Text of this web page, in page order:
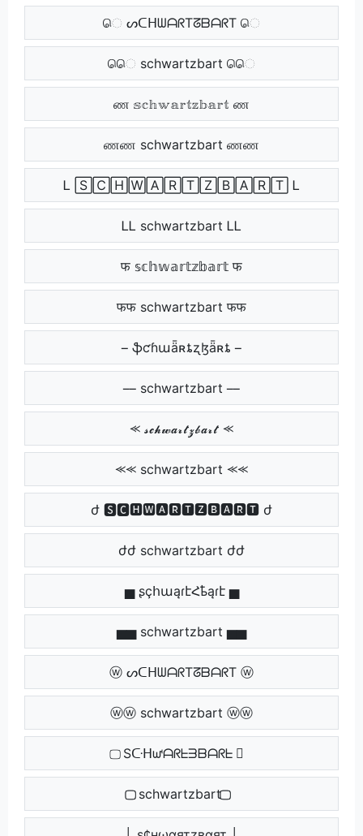
ெ ᔕᑕᕼᗯᗩᖇTᘔᗷᗩᖇT ெ
ெெ schwartzbart ெெ
ண 𝕤𝕔𝕙𝕨𝕒𝕣𝕥𝕫𝕓𝕒𝕣𝕥 ண
ணண schwartzbart ணண
Ꮮ 🅂🄲🄷🅆🄰🅁🅃🅉🄱🄰🅁🅃 Ꮮ
ᏞᏞ schwartzbart ᏞᏞ
फ 𝕤𝕔𝕙𝕨𝕒𝕣𝕥𝕫𝕓𝕒𝕣𝕥 फ
फफ schwartzbart फफ
ֆƈɦաǟʀȶʐɮǟʀȶ
schwartzbart
⪻ 𝓼𝓬𝓱𝔀𝓪𝓻𝓽𝔃𝓫𝓪𝓻𝓽 ⪻
⪻⪻ schwartzbart ⪻⪻
ժ 🆂🅲🅷🆆🅰🆁🆃🆉🅱🅰🆁🆃 ժ
ժժ schwartzbart ժժ
▅ ʂçհաąɾէՀҍąɾէ ▅
▅▅ schwartzbart ▅▅
ⓦ ᔕᑕᕼᗯᗩᖇTᘔᗷᗩᖇT ⓦ
ⓦⓦ schwartzbart ⓦⓦ
⃢ Sᑢᕼᘺᗩᖇᖶᗱᗷᗩᖇᖶ ⃢
⃢⃢ schwartzbart ⃢⃢